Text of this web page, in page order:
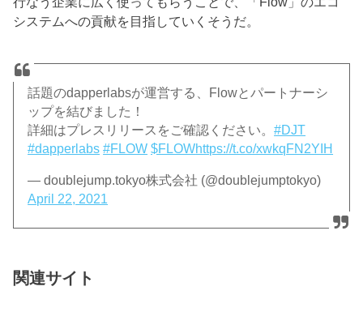
システムへの貢献を目指していくそうだ。
話題のdapperlabsが運営する、Flowとパートナーシ
ップを結びました！
詳細はプレスリリースをご確認ください。#DJT
#dapperlabs #FLOW $FLOWhttps://t.co/xwkqFN2YIH
— doublejump.tokyo株式会社 (@doublejumptokyo)
April 22, 2021
関連サイト